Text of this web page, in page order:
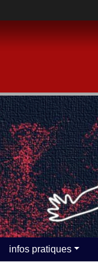
infos pratiques